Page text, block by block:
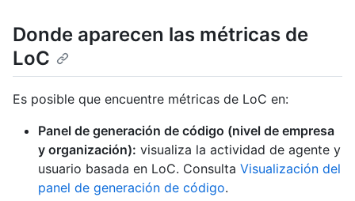
Donde aparecen las métricas de
LoC
Es posible que encuentre métricas de LoC en:
Panel de generación de código (nivel de empresa
y organización): visualiza la actividad de agente y
usuario basada en LoC. Consulta Visualización del
panel de generación de código.